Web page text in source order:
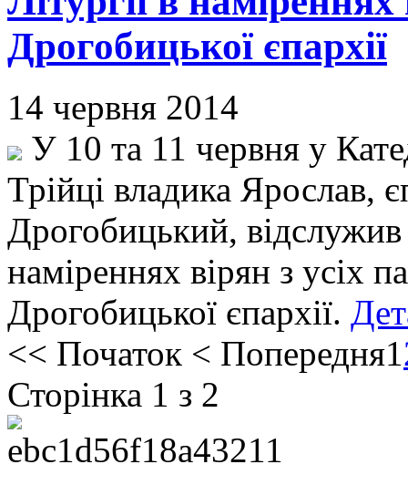
Дрогобицької єпархії
14 червня 2014
У 10 та 11 червня у
Трійці владика Ярослав,
Дрогобицький, відслужив
наміреннях вірян з усіх
Дрогобицької єпархії.
<< Початок < Попередня1
Сторінка 1 з 2